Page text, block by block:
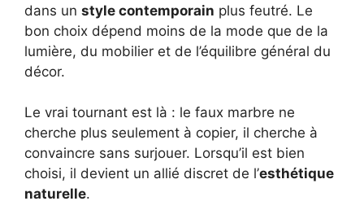
dans un style contemporain plus feutré. Le
bon choix dépend moins de la mode que de la
lumière, du mobilier et de l’équilibre général du
décor.
Le vrai tournant est là : le faux marbre ne
cherche plus seulement à copier, il cherche à
convaincre sans surjouer. Lorsqu’il est bien
choisi, il devient un allié discret de l’esthétique
naturelle.